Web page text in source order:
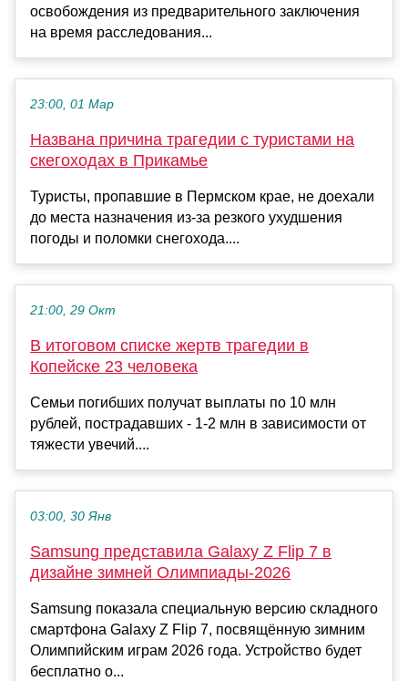
освобождения из предварительного заключения
на время расследования...
23:00, 01 Мар
Названа причина трагедии с туристами на
скегоходах в Прикамье
Туристы, пропавшие в Пермском крае, не доехали
до места назначения из-за резкого ухудшения
погоды и поломки снегохода....
21:00, 29 Окт
В итоговом списке жертв трагедии в
Копейске 23 человека
Семьи погибших получат выплаты по 10 млн
рублей, пострадавших - 1-2 млн в зависимости от
тяжести увечий....
03:00, 30 Янв
Samsung представила Galaxy Z Flip 7 в
дизайне зимней Олимпиады-2026
Samsung показала специальную версию складного
смартфона Galaxy Z Flip 7, посвящённую зимним
Олимпийским играм 2026 года. Устройство будет
бесплатно о...